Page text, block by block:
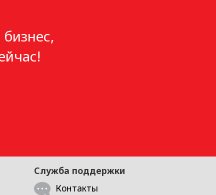
Служба поддержки
Контакты